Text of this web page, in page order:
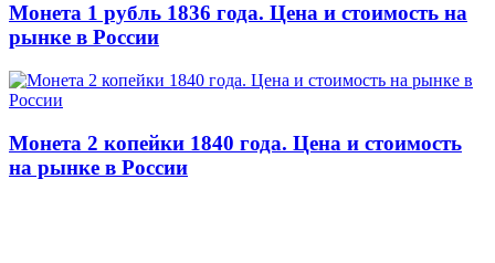
Монета 1 рубль 1836 года. Цена и стоимость на
рынке в России
Монета 2 копейки 1840 года. Цена и стоимость
на рынке в России